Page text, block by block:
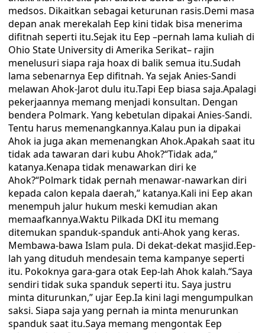
medsos. Dikaitkan sebagai keturunan rasis.Demi masa
depan anak merekalah Eep kini tidak bisa menerima
difitnah seperti itu.Sejak itu Eep –pernah lama kuliah di
Ohio State University di Amerika Serikat– rajin
menelusuri siapa raja hoax di balik semua itu.Sudah
lama sebenarnya Eep difitnah. Ya sejak Anies-Sandi
melawan Ahok-Jarot dulu itu.Tapi Eep biasa saja.Apalagi
pekerjaannya memang menjadi konsultan. Dengan
bendera Polmark. Yang kebetulan dipakai Anies-Sandi.
Tentu harus memenangkannya.Kalau pun ia dipakai
Ahok ia juga akan memenangkan Ahok.Apakah saat itu
tidak ada tawaran dari kubu Ahok?“Tidak ada,”
katanya.Kenapa tidak menawarkan diri ke
Ahok?“Polmark tidak pernah menawar-nawarkan diri
kepada calon kepala daerah,” katanya.Kali ini Eep akan
menempuh jalur hukum meski kemudian akan
memaafkannya.Waktu Pilkada DKI itu memang
ditemukan spanduk-spanduk anti-Ahok yang keras.
Membawa-bawa Islam pula. Di dekat-dekat masjid.Eep-
lah yang dituduh mendesain tema kampanye seperti
itu. Pokoknya gara-gara otak Eep-lah Ahok kalah.“Saya
sendiri tidak suka spanduk seperti itu. Saya justru
minta diturunkan,” ujar Eep.Ia kini lagi mengumpulkan
saksi. Siapa saja yang pernah ia minta menurunkan
spanduk saat itu.Saya memang mengontak Eep